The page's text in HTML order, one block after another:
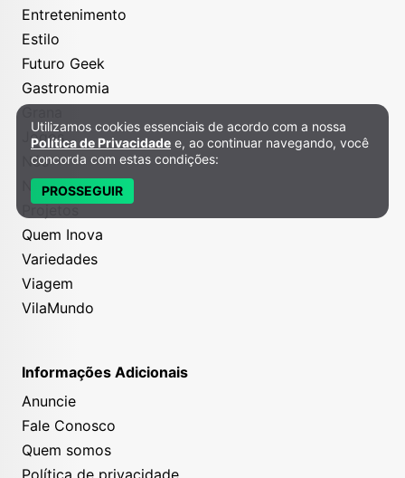
Entretenimento
Estilo
Futuro Geek
Gastronomia
Grana
Jogos
Nós
Notícias
Projetos
Quem Inova
Variedades
Viagem
VilaMundo
Informações Adicionais
Anuncie
Fale Conosco
Quem somos
Política de privacidade
Política de Privacidade e Cookies
Utilizamos cookies essenciais de acordo com a nossa
Política de Privacidade e, ao continuar navegando, você
concorda com estas condições:
PROSSEGUIR